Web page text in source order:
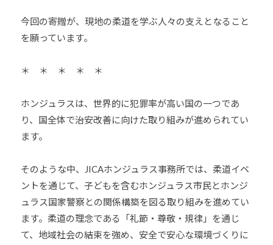
今回の寄贈が、現地の柔道を学ぶ人々の支えとなること
を願っています。
＊ ＊ ＊ ＊ ＊
ホンジュラスは、世界的に犯罪率が高い国の一つであ
り、国全体で治安改善に向けた取り組みが進められてい
ます。
そのような中、
JICAホンジュラス事務所では、柔道イベ
ントを通じて、子どもを含むホンジュラス市民とホンジ
ュラス国家警察との関係構築を図る取り組みを進めてい
ます。柔道の理念である「礼節・尊敬・規律」を通じ
て、地域社会の結束を強め、安全で安心な環境づくりに